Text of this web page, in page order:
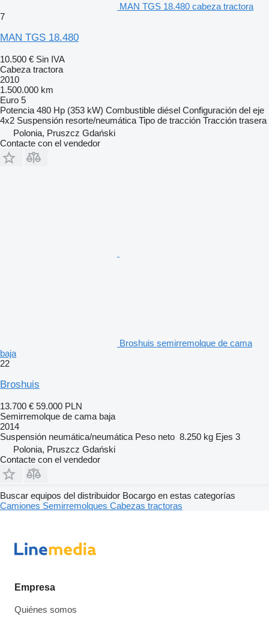
MAN TGS 18.480 cabeza tractora
7
MAN TGS 18.480
10.500 € Sin IVA
Cabeza tractora
2010
1.500.000 km
Euro 5
Potencia 480 Hp (353 kW) Combustible diésel Configuración del eje
4x2 Suspensión resorte/neumática Tipo de tracción Tracción trasera
Polonia, Pruszcz Gdański
Contacte con el vendedor
Broshuis semirremolque de cama
baja
22
Broshuis
13.700 € 59.000 PLN
Semirremolque de cama baja
2014
Suspensión neumática/neumática Peso neto 8.250 kg Ejes 3
Polonia, Pruszcz Gdański
Contacte con el vendedor
Buscar equipos del distribuidor Bocargo en estas categorías
Camiones Semirremolques Cabezas tractoras
Empresa
Quiénes somos